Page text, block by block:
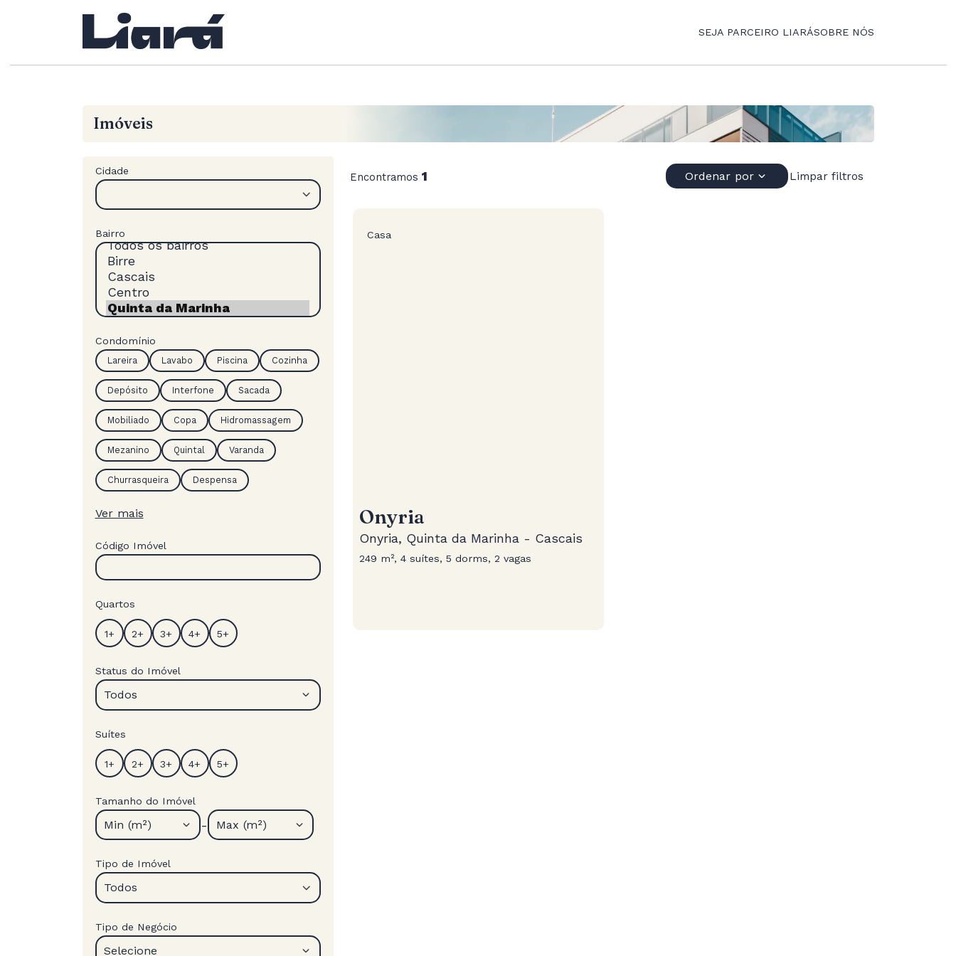
SEJA PARCEIRO LIARÁSOBRE NÓS
Imóveis
Cidade
Bairro
Condomínio
Lareira Lavabo Piscina Cozinha
Depósito Interfone Sacada
Mobiliado Copa Hidromassagem
Mezanino Quintal Varanda
Churrasqueira Despensa
Ver mais
Código Imóvel
Quartos
Status do Imóvel
Todos
Suítes
Tamanho do Imóvel
Min (m²) - Max (m²)
Tipo de Imóvel
Todos
Tipo de Negócio
Selecione
Encontramos 1 Ordenar por Limpar filtros
Casa
Onyria
Onyria, Quinta da Marinha - Cascais
249 m², 4 suítes, 5 dorms, 2 vagas